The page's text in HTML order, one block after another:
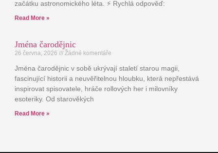
začátku astronomického léta. ⚡ Rychlá odpověď:
Read More »
Jména čarodějnic
26 června, 2026 Žádné komentáře
Jména čarodějnic v sobě ukrývají staletí starou magii,
fascinující historii a neuvěřitelnou hloubku, která nepřestává
inspirovat spisovatele, hráče rollových her i milovníky
esoteriky. Od starověkých
Read More »